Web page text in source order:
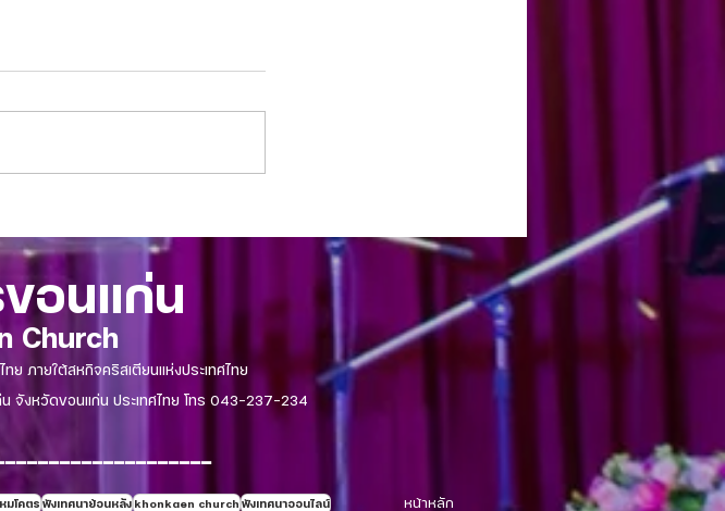
อนแก่น
Church
ภายใต้สหกิจคริสเตียนแห่งประเทศไทย
จังหวัดขอนแก่น ประเทศไทย โทร 043-237-234
มโคตรฟังเทศนาย้อนหลังkhonkaen churchฟังเทศนาออนไลน์ หน้าหลัก